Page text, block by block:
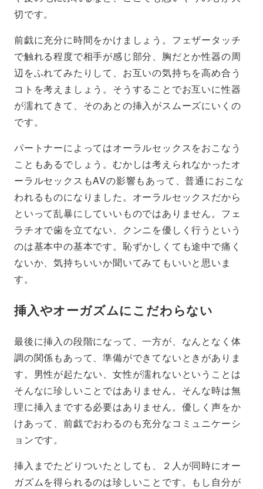
切です。
前戯に充分に時間をかけましょう。フェザータッチ
で触れる程度で相手が感じ部分、胸だとか性器の周
辺をふれてみたりして、お互いの気持ちを高め合う
コトを考えましょう。そうすることでお互いに性器
が濡れてきて、そのあとの挿入がスムーズにいくの
です。
パートナーによってはオーラルセックスをおこなう
こともあるでしょう。むかしは考えられなかったオ
ーラルセックスもAVの影響もあって、普通におこな
われるものになりました。オーラルセックスだから
といって乱暴にしていいものではありません。フェ
ラチオで歯を立てない、クンニを優しく行うという
のは基本中の基本です。恥ずかしくても途中で痛く
ないか、気持ちいいか聞いてみてもいいと思いま
す。
挿入やオーガズムにこだわらない
最後に挿入の段階になって、一方が、なんとなく体
調の関係もあって、準備ができてないときがありま
す。男性が起たない、女性が濡れないということは
そんなに珍しいことではありません。そんな時は無
理に挿入までする必要はありません。優しく声をか
けあって、前戯でおわるのも充分なコミュニケーシ
ョンです。
挿入までたどりついたとしても、２人が同時にオー
ガズムを得られるのは珍しいことです。もし自分が